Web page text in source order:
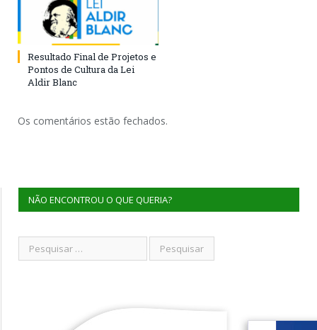
Resultado Final de Projetos e
Pontos de Cultura da Lei
Aldir Blanc
Os comentários estão fechados.
NÃO ENCONTROU O QUE QUERIA?